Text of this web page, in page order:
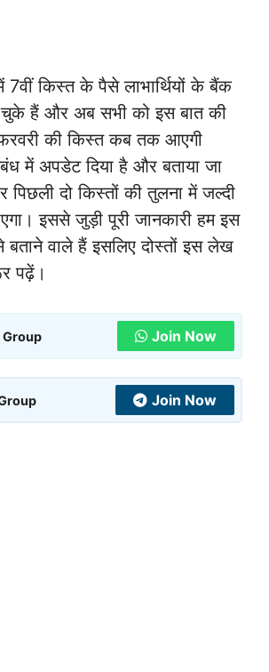
किस्त के पैसे लाभार्थियों के बैंक
हैं और अब सभी को इस बात की
की किस्त कब तक आएगी
में अपडेट दिया है और बताया जा
पिछली दो किस्तों की तुलना में जल्दी
इससे जुड़ी पूरी जानकारी हम इस
बताने वाले हैं इसलिए दोस्तों इस लेख
पढ़ें।
Join Now
Join Now